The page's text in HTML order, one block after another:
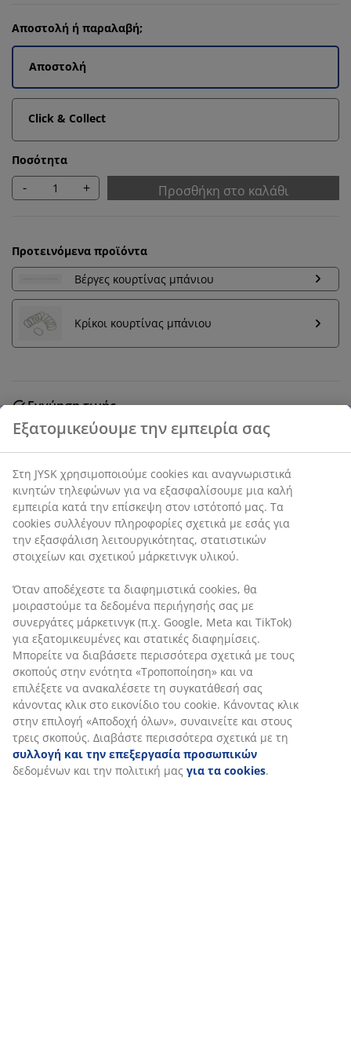
Αποστολή ή παραλαβή;
Αποστολή
Click & Collect
Ποσότητα
- + Προσθήκη στο καλάθι
Προτεινόμενα προϊόντα
Βέργες κουρτίνας μπάνιου
Κρίκοι κουρτίνας μπάνιου
Εγγύηση τιμής
30 ημέρες εγγύηση τιμής σε όλα τα προϊόντα
SKU: 2784300
Χαρακτηριστικά προϊόντος
Αξιολογήσεις
(3)
Αποστολή
Εξατομικεύουμε την εμπειρία σας
Στη JYSK χρησιμοποιούμε cookies και αναγνωριστικά
κινητών τηλεφώνων για να εξασφαλίσουμε μια καλή
εμπειρία κατά την επίσκεψη στον ιστότοπό μας. Τα
cookies συλλέγουν πληροφορίες σχετικά με εσάς για την
εξασφάλιση λειτουργικότητας, στατιστικών στοιχείων και
σχετικού μάρκετινγκ υλικού.
Όταν αποδέχεστε τα διαφημιστικά cookies, θα
μοιραστούμε τα δεδομένα περιήγησής σας με συνεργάτες
μάρκετινγκ (π.χ. Google, Meta και TikTok) για
εξατομικευμένες και στατικές διαφημίσεις. Μπορείτε να
διαβάσετε περισσότερα σχετικά με τους σκοπούς στην
ενότητα «Τροποποίηση» και να επιλέξετε να ανακαλέσετε
τη συγκατάθεσή σας κάνοντας κλικ στο εικονίδιο του
cookie. Κάνοντας κλικ στην επιλογή «Αποδοχή όλων»,
συναινείτε και στους τρεις σκοπούς. Διαβάστε